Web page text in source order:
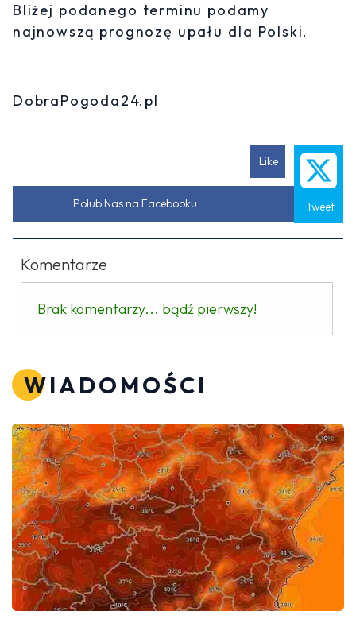
Bliżej podanego terminu podamy
najnowszą prognozę upału dla Polski.
DobraPogoda24.pl
Like
Tweet
Polub Nas na Facebooku
Komentarze
Brak komentarzy... bądź pierwszy!
WIADOMOŚCI